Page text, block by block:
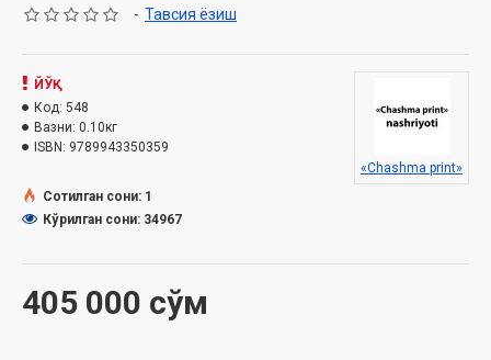
Сана: 2010 йил
Ўлчами:
Муқоваси:
- Тавсия ёзиш
405 000 сўм
ЙЎҚ
Код: 548
Вазни: 0.10кг
ISBN: 9789943350359
«Chashma print»
Сотилган сони: 1
Кўрилган сони: 34967